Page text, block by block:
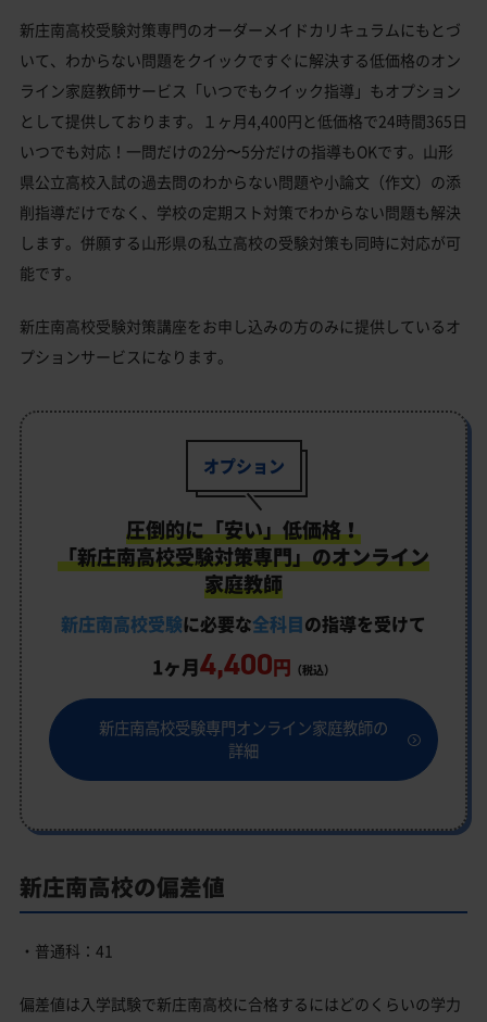
新庄南高校受験対策専門のオーダーメイドカリキュラムにもとづ
いて、わからない問題をクイックですぐに解決する低価格のオン
ライン家庭教師サービス「いつでもクイック指導」もオプション
として提供しております。１ヶ月4,400円と低価格で24時間365日
いつでも対応！一問だけの2分〜5分だけの指導もOKです。山形
県公立高校入試の過去問のわからない問題や小論文（作文）の添
削指導だけでなく、学校の定期スト対策でわからない問題も解決
します。併願する山形県の私立高校の受験対策も同時に対応が可
能です。
新庄南高校受験対策講座をお申し込みの方のみに提供しているオ
プションサービスになります。
オプション
圧倒的に「安い」低価格！
「新庄南高校受験対策専門」のオンライン
家庭教師
新庄南高校受験に必要な全科目の指導を受けて
1ヶ月4,400円 （税込）
新庄南高校受験専門オンライン家庭教師の
詳細
新庄南高校の偏差値
・普通科：41
偏差値は入学試験で新庄南高校に合格するにはどのくらいの学力